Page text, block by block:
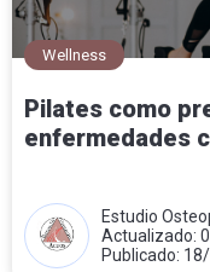
Wellness
Pilates como
enfermedades
Estudio
Actualizado:
Publicado: